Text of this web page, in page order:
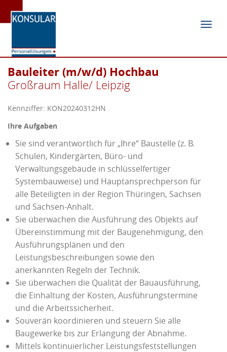
Bauleiter (m/w/d) Hochbau
Großraum Halle/ Leipzig
Kennziffer: KON20240312HN
Ihre Aufgaben
Sie sind verantwortlich für „Ihre“ Baustelle (z. B.
Schulen, Kindergärten, Büro- und
Verwaltungsgebäude in schlüsselfertiger
Systembauweise) und Hauptansprechperson für
alle Beteiligten in der Region Thüringen, Sachsen
und Sachsen-Anhalt.
Sie überwachen die Ausführung des Objekts auf
Übereinstimmung mit der Baugenehmigung, den
Ausführungsplänen und den
Leistungsbeschreibungen sowie den
anerkannten Regeln der Technik.
Sie überwachen die Qualität der Bauausführung,
die Einhaltung der Kosten, Ausführungstermine
und die Arbeitssicherheit.
Souverän koordinieren und steuern Sie alle
Baugewerke bis zur Erlangung der Abnahme.
Mittels kontinuierlicher Leistungsfeststellungen